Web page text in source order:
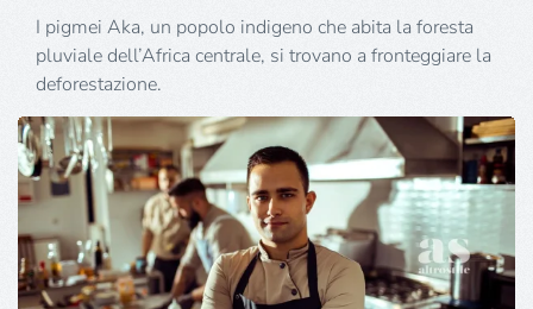
I pigmei Aka, un popolo indigeno che abita la foresta
pluviale dell’Africa centrale, si trovano a fronteggiare la
deforestazione.